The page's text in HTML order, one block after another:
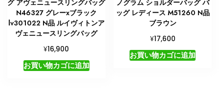
グ アヴェニュースリングバッグ
N46327 グレーxブラック
lv301022 N品 ルイヴィトンア
ヴェニュースリングバッグ
¥16,900
お買い物カゴに追加
ノグラム ショルダーバッグ バ
ッグ レディース M51260 N品
ブラウン
¥17,600
お買い物カゴに追加